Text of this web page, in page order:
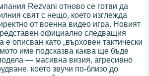
Rezvani отново се готви да
свят с нещо, което изглежда
от военна видео игра. Новият
официално следващия
е описван като „върховен тактически
име подсказва каква ще бъде
— масивна визия, агресивно
което звучи по-близо до